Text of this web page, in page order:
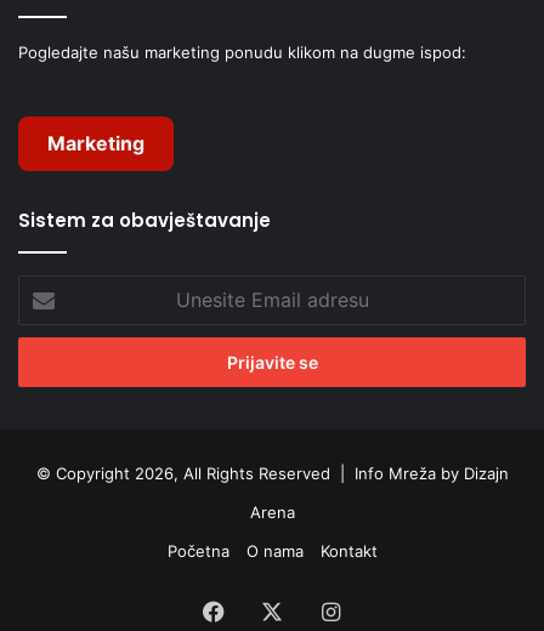
Pogledajte našu marketing ponudu klikom na dugme ispod:
Marketing
Sistem za obavještavanje
Email
adresu
© Copyright 2026, All Rights Reserved | Info Mreža by Dizajn
Arena
Početna
O nama Kontakt
Facebook Instagram